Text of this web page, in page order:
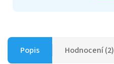
Popis Hodnocení (2)